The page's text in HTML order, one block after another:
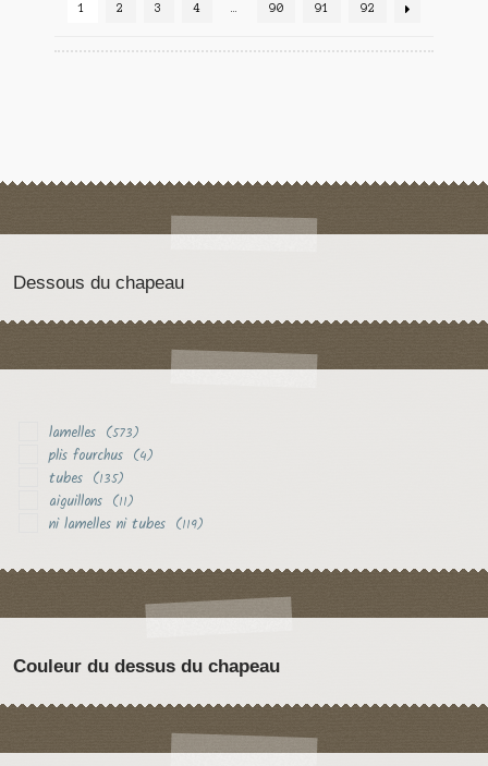
1 2 3 4 90 91 92
Dessous du chapeau
lamelles (573)
plis fourchus (4)
tubes (135)
aiguillons (11)
ni lamelles ni tubes (119)
Couleur du dessus du chapeau